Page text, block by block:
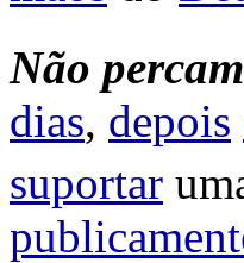
Não
dias, depois
suportar